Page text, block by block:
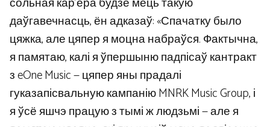
даўгавечнасць, ён адказаў: «Спачатку было
цяжка, але цяпер я моцна набраўся. Фактычна,
я памятаю, калі я ўпершыню падпісаў кантракт
з eOne Music — цяпер яны прадалі
гуказапісвальную кампанію MNRK Music Group, і
я ўсё яшчэ працую з тымі ж людзьмі — але я